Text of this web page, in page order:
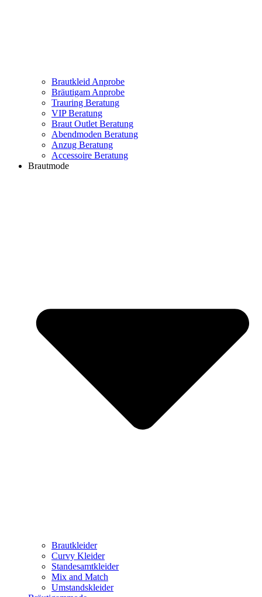
Brautkleid Anprobe
Bräutigam Anprobe
Trauring Beratung
VIP Beratung
Braut Outlet Beratung
Abendmoden Beratung
Anzug Beratung
Accessoire Beratung
Brautmode
Brautkleider
Curvy Kleider
Standesamtkleider
Mix and Match
Umstandskleider